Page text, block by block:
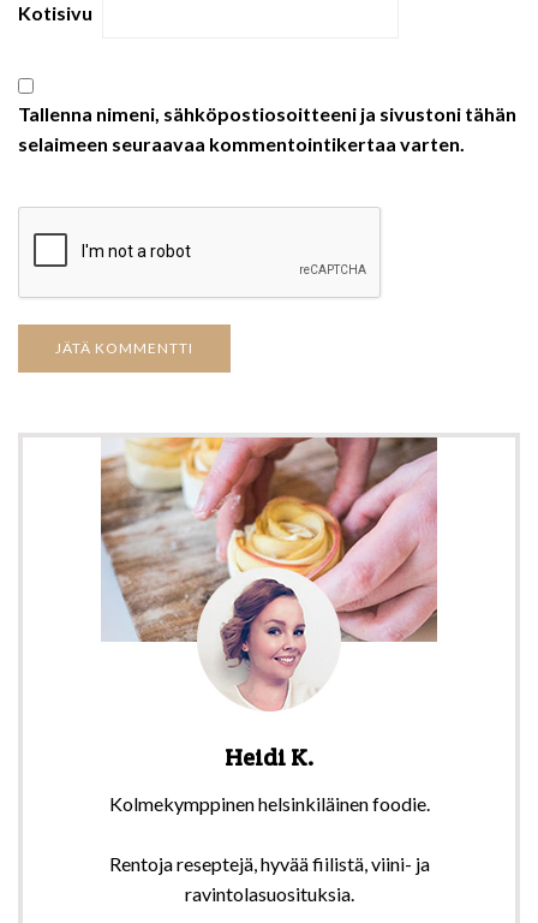
Kotisivu
Tallenna nimeni, sähköpostiosoitteeni ja sivustoni tähän
selaimeen seuraavaa kommentointikertaa varten.
Heidi K.
Kolmekymppinen helsinkiläinen foodie.
Rentoja reseptejä, hyvää fiilistä, viini- ja
ravintolasuosituksia.